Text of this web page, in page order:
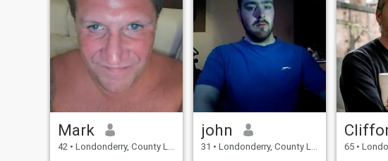
Mark
42 • Londonderry, County Londonderry, อังกฤษ
john
31 • Londonderry, County Londonderry, อังกฤษ
65 •